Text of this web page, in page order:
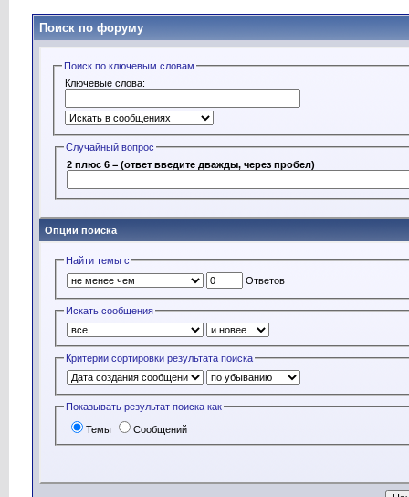
Поиск по форуму
Поиск по ключевым словам
Ключевые слова:
Случайный вопрос
2 плюс 6 = (ответ введите дважды, через пробел)
Опции поиска
Найти темы с
Ответов
Искать сообщения
Критерии сортировки результата поиска
Показывать результат поиска как
Темы Сообщений